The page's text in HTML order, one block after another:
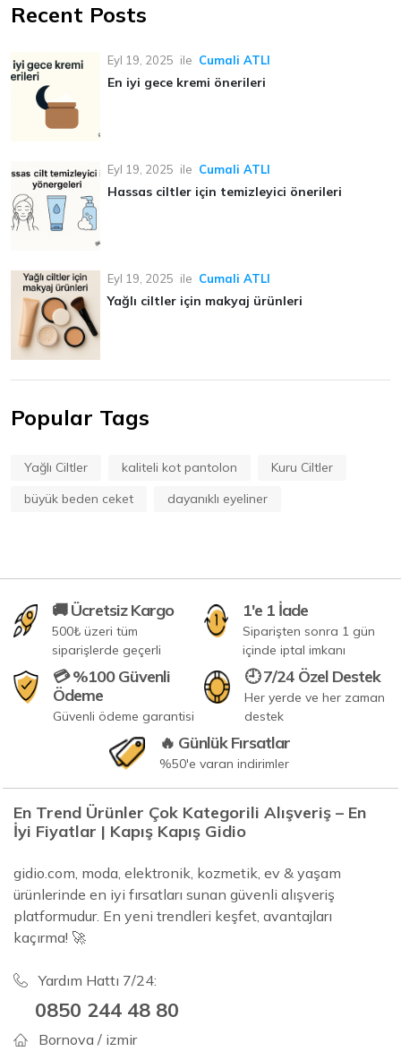
Recent Posts
Eyl 19, 2025 ile Cumali ATLI
En iyi gece kremi önerileri
Eyl 19, 2025 ile Cumali ATLI
Hassas ciltler için temizleyici önerileri
Eyl 19, 2025 ile Cumali ATLI
Yağlı ciltler için makyaj ürünleri
Popular Tags
Yağlı Ciltler kaliteli kot pantolon
Kuru Ciltler
büyük beden ceket
dayanıklı eyeliner
🚚 Ücretsiz Kargo
500₺ üzeri tüm
siparişlerde geçerli
1'e 1 İade
Siparişten sonra 1 gün
içinde iptal imkanı
💳 %100 Güvenli
Ödeme
Güvenli ödeme garantisi
🕘 7/24 Özel Destek
Her yerde ve her zaman
destek
🔥 Günlük Fırsatlar
%50'e varan indirimler
En Trend Ürünler Çok Kategorili Alışveriş – En
İyi Fiyatlar | Kapış Kapış Gidio
gidio.com, moda, elektronik, kozmetik, ev & yaşam
ürünlerinde en iyi fırsatları sunan güvenli alışveriş
platformudur. En yeni trendleri keşfet, avantajları
kaçırma! 🚀
Yardım Hattı 7/24:
0850 244 48 80
Bornova / izmir